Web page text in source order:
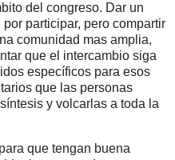
del congreso. Dar un
participar, pero compartir
comunidad mas amplia,
que el intercambio siga
específicos para esos
que las personas
y volcarlas a toda la
que tengan buena